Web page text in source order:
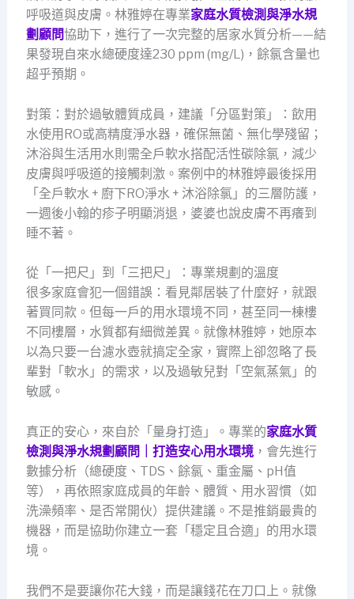
呼吸道與皮膚。林雅婷在專業家庭水質檢測與淨水規
劃顧問協助下，進行了一次完整的居家水質分析——結
果發現自來水總硬度達230 ppm (mg/L)，餘氯含量也
超乎預期。
對策：對於過敏體質成員，建議「分區對策」：飲用
水使用RO或高精度淨水器，確保無菌、無化學殘留；
沐浴與生活用水則需全戶軟水搭配活性碳除氯，減少
皮膚與呼吸道的接觸刺激。案例中的林雅婷最後採用
「全戶軟水 + 廚下RO淨水 + 沐浴除氯」的三層防護，
一週後小翰的疹子明顯消退，婆婆也說皮膚不再癢到
睡不著。
從「一把尺」到「三把尺」：專業規劃的溫度
很多家庭會犯一個錯誤：看見鄰居裝了什麼好，就跟
著買同款。但每一戶的用水環境不同，甚至同一棟樓
不同樓層，水質都有細微差異。就像林雅婷，她原本
以為只要一台濾水壺就搞定全家，實際上卻忽略了長
輩對「軟水」的需求，以及過敏兒對「空氣蒸氣」的
敏感。
真正的安心，來自於「量身打造」。專業的家庭水質
檢測與淨水規劃顧問｜打造安心用水環境，會先進行
數據分析（總硬度、TDS、餘氯、重金屬、pH值
等），再依照家庭成員的年齡、體質、用水習慣（如
洗澡頻率、是否常開伙）提供建議。不是推銷最貴的
機器，而是協助你建立一套「穩定且合適」的用水環
境。
我們不是要讓你花大錢，而是讓錢花在刀口上。就像